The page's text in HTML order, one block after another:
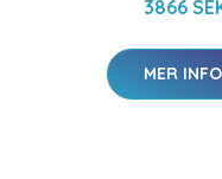
3866
MER